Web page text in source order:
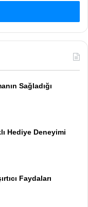
Sağladığı
Hediye Deneyimi
Faydaları